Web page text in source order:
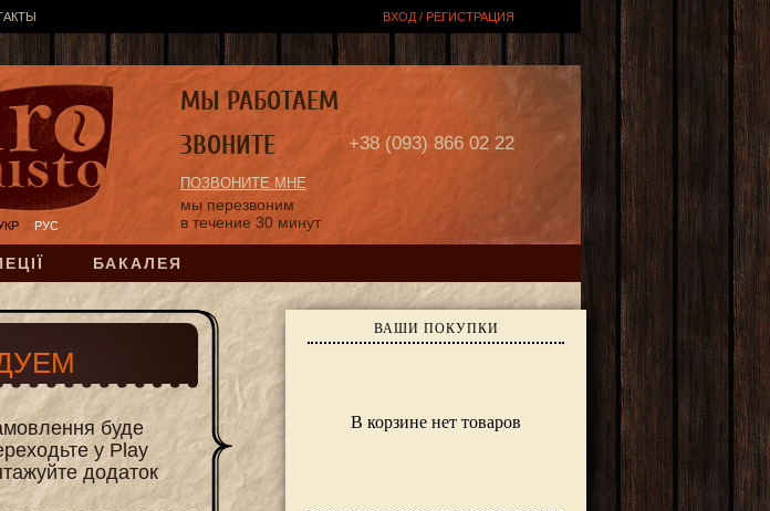
ВХОД / РЕГИСТРАЦИЯ
БАКАЛЕЯ
РУС
ВАШИ ПОКУПКИ
В корзине нет товаров
+38 (093) 866 02 22
ПОЗВОНИТЕ МНЕ
мы перезвоним
в течение 30 минут
МЫ РАБОТАЕМ
ЗВОНИТЕ
буде
у Play
додаток